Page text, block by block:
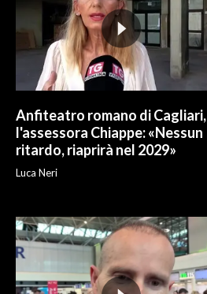
Anfiteatro romano di Cagliari,
l'assessora Chiappe: «Nessun
ritardo, riaprirà nel 2029»
Luca Neri